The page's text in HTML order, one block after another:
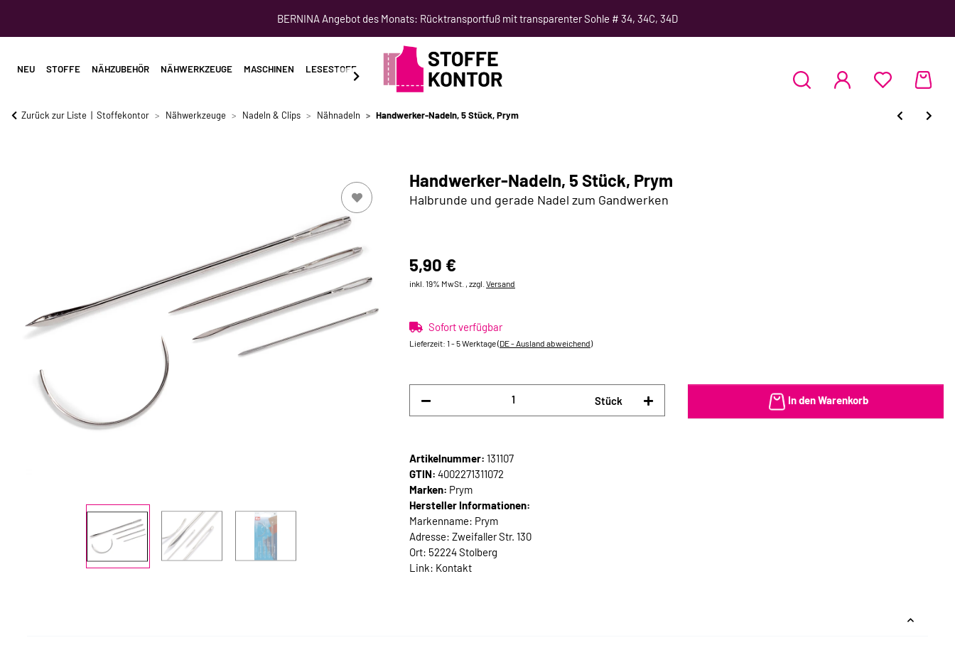
BERNINA Angebot des Monats: Rücktransportfuß mit transparenter Sohle # 34, 34C, 34D
NEU STOFFE NÄHZUBEHÖR NÄHWERKZEUGE MASCHINEN LESESTOFF SCHNITTMUSTER NÄHKURSE
Zurück zur Liste Stoffekontor Nähwerkzeuge Nadeln & Clips Nähnadeln Handwerker-Nadeln, 5 Stück, Prym
Handwerker-Nadeln, 5 Stück, Prym
Halbrunde und gerade Nadel zum Gandwerken
5,90 €
inkl. 19% MwSt. , zzgl. Versand
Sofort verfügbar
Lieferzeit: 1 - 5 Werktage(DE - Ausland abweichend)
Stück In den Warenkorb
Artikelnummer: 131107
GTIN: 4002271311072
Marken: Prym
Hersteller Informationen:
Markenname: Prym
Adresse: Zweifaller Str. 130
Ort: 52224 Stolberg
Link: Kontakt